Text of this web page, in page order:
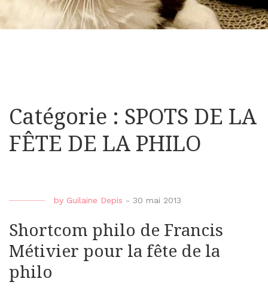
Catégorie : SPOTS DE LA
FÊTE DE LA PHILO
by Guilaine Depis - 30 mai 2013
Shortcom philo de Francis
Métivier pour la fête de la
philo